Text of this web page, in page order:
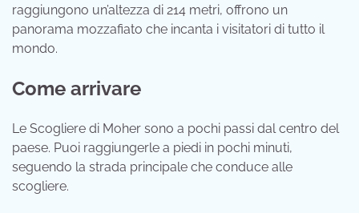
raggiungono un’altezza di 214 metri, offrono un
panorama mozzafiato che incanta i visitatori di tutto il
mondo.
Come arrivare
Le Scogliere di Moher sono a pochi passi dal centro del
paese. Puoi raggiungerle a piedi in pochi minuti,
seguendo la strada principale che conduce alle
scogliere.